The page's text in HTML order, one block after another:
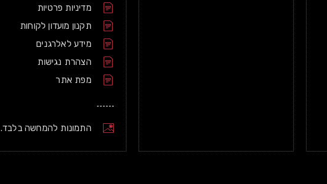
מדיניות פרטיות
תקנון מועדון לקוחות
מידע לאלרגנים
הצהרת נגישות
מפת אתר
התמונות להמחשה בלבד.